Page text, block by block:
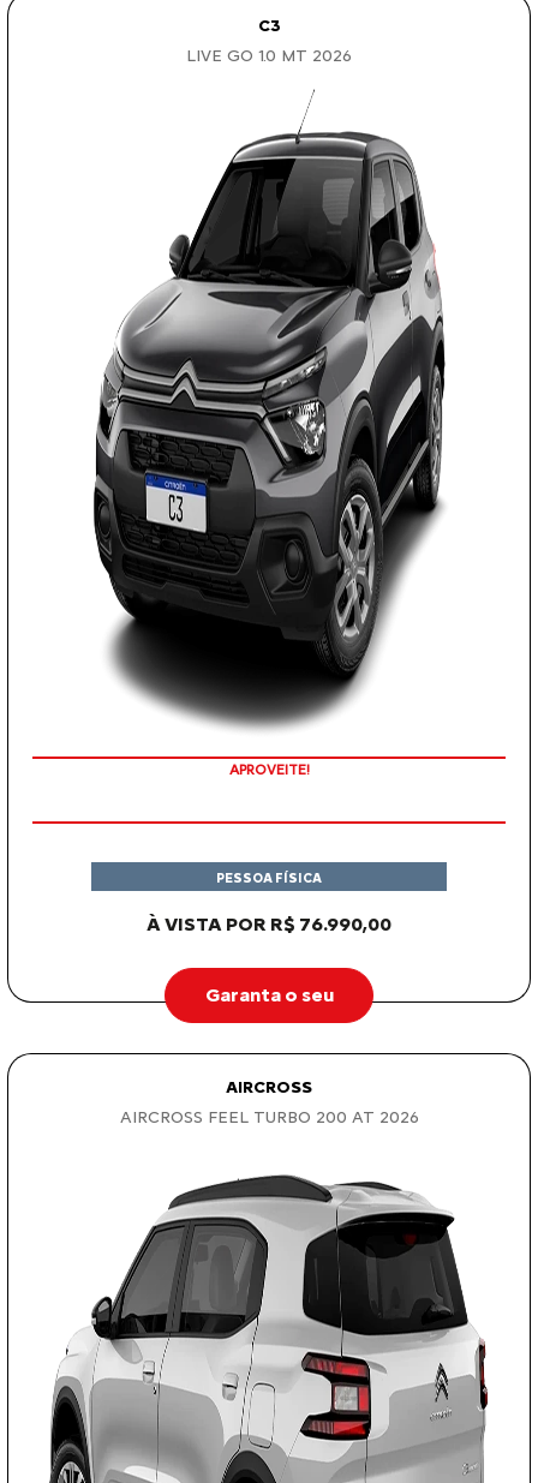
C3
LIVE GO 1.0 MT 2026
APROVEITE!
À VISTA POR R$ 76.990,00
PESSOA FÍSICA
Garanta o seu
AIRCROSS
AIRCROSS FEEL TURBO 200 AT 2026